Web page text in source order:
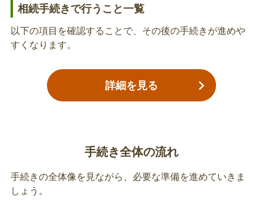
亡くなった方の身体障害者手帳は、死亡日をもって
故人の療育手帳の返納
故人の精神障害者保健福祉手帳の返納
亡くなった方の精神障害者保健福祉手帳は、死亡日
相続手続きで行うこと一覧
以下の項目を確認することで、その後の手続きが進めや
すくなります。
詳細を見る
手続き全体の流れ
手続きの全体像を見ながら、必要な準備を進めていきま
しょう。